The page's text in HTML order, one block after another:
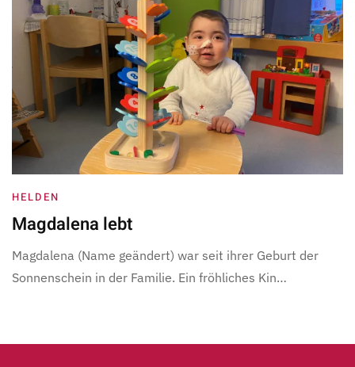
HELDEN
Magdalena lebt
Magdalena (Name geändert) war seit ihrer Geburt der
Sonnenschein in der Familie. Ein fröhliches Kin…